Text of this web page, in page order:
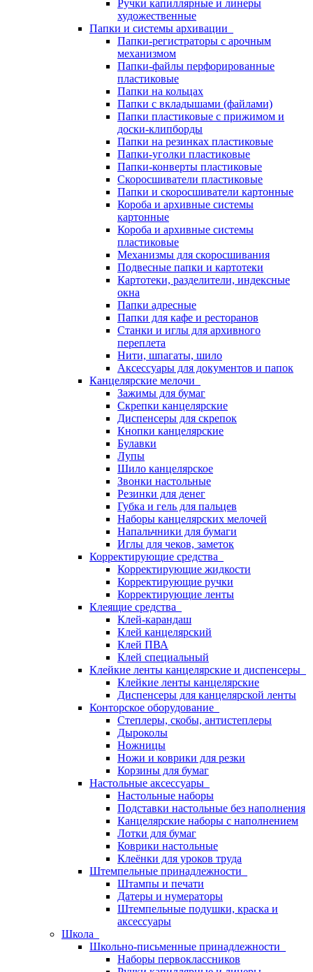
Ручки капиллярные и линеры
художественные
Папки и системы архивации
Папки-регистраторы с арочным
механизмом
Папки-файлы перфорированные
пластиковые
Папки на кольцах
Папки с вкладышами (файлами)
Папки пластиковые с прижимом и
доски-клипборды
Папки на резинках пластиковые
Папки-уголки пластиковые
Папки-конверты пластиковые
Скоросшиватели пластиковые
Папки и скоросшиватели картонные
Короба и архивные системы
картонные
Короба и архивные системы
пластиковые
Механизмы для скоросшивания
Подвесные папки и картотеки
Картотеки, разделители, индексные
окна
Папки адресные
Папки для кафе и ресторанов
Станки и иглы для архивного
переплета
Нити, шпагаты, шило
Аксессуары для документов и папок
Канцелярские мелочи
Зажимы для бумаг
Скрепки канцелярские
Диспенсеры для скрепок
Кнопки канцелярские
Булавки
Лупы
Шило канцелярское
Звонки настольные
Резинки для денег
Губка и гель для пальцев
Наборы канцелярских мелочей
Напальчники для бумаги
Иглы для чеков, заметок
Корректирующие средства
Корректирующие жидкости
Корректирующие ручки
Корректирующие ленты
Клеящие средства
Клей-карандаш
Клей канцелярский
Клей ПВА
Клей специальный
Клейкие ленты канцелярские и диспенсеры
Клейкие ленты канцелярские
Диспенсеры для канцелярской ленты
Конторское оборудование
Степлеры, скобы, антистеплеры
Дыроколы
Ножницы
Ножи и коврики для резки
Корзины для бумаг
Настольные аксессуары
Настольные наборы
Подставки настольные без наполнения
Канцелярские наборы с наполнением
Лотки для бумаг
Коврики настольные
Клеёнки для уроков труда
Штемпельные принадлежности
Штампы и печати
Датеры и нумераторы
Штемпельные подушки, краска и
аксессуары
Школа
Школьно-письменные принадлежности
Наборы первоклассников